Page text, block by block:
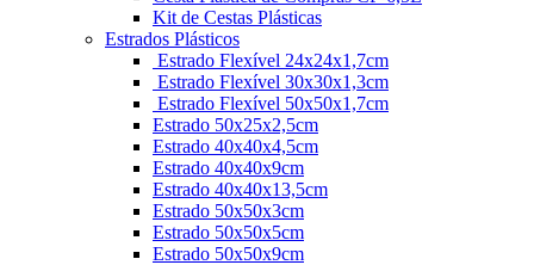
Kit de Cestas Plásticas
Estrados Plásticos
Estrado Flexível 24x24x1,7cm
Estrado Flexível 30x30x1,3cm
Estrado Flexível 50x50x1,7cm
Estrado 50x25x2,5cm
Estrado 40x40x4,5cm
Estrado 40x40x9cm
Estrado 40x40x13,5cm
Estrado 50x50x3cm
Estrado 50x50x5cm
Estrado 50x50x9cm